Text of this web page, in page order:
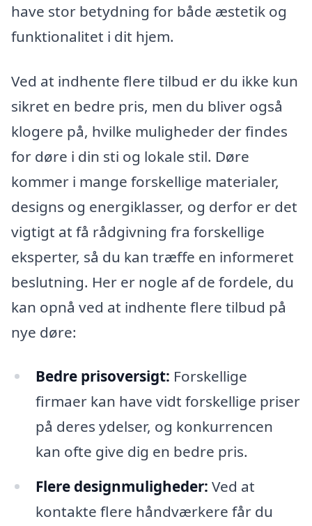
have stor betydning for både æstetik og
funktionalitet i dit hjem.
Ved at indhente flere tilbud er du ikke kun
sikret en bedre pris, men du bliver også
klogere på, hvilke muligheder der findes
for døre i din sti og lokale stil. Døre
kommer i mange forskellige materialer,
designs og energiklasser, og derfor er det
vigtigt at få rådgivning fra forskellige
eksperter, så du kan træffe en informeret
beslutning. Her er nogle af de fordele, du
kan opnå ved at indhente flere tilbud på
nye døre:
Bedre prisoversigt: Forskellige
firmaer kan have vidt forskellige priser
på deres ydelser, og konkurrencen
kan ofte give dig en bedre pris.
Flere designmuligheder: Ved at
kontakte flere håndværkere får du